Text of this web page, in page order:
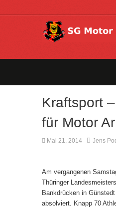
Kraftsport
für Motor
Mai 21, 2014 Jens
Am vergangenen
Thüringer
Bankdrücken in
absolviert. Knapp 70